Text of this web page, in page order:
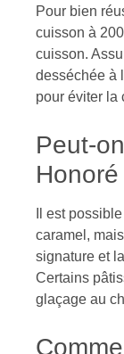
Pour bien
cuisson à
cuisson.
desséchée à
pour éviter la
Peut-
Il est
caramel,
signature et
Certains
glaçage au